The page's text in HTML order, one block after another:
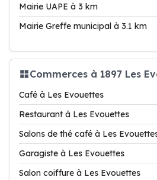
Mairie UAPE à 3 km
Mairie Greffe municipal à 3.1 km
Commerces à 1897 Les
Café à Les Evouettes
Restaurant à Les Evouettes
Salons de thé café à Les
Garagiste à Les Evouettes
Salon coiffure à Les Evouettes